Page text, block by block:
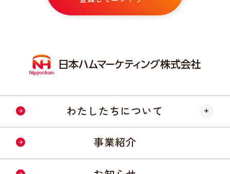
わたしたちについて
会社情報・事業所
経営理念・方針
事業紹介